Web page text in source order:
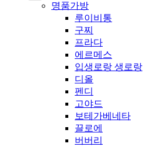
명품가방
루이비통
구찌
프라다
에르메스
입생로랑 생로랑
디올
펜디
고야드
보테가베네타
끌로에
버버리